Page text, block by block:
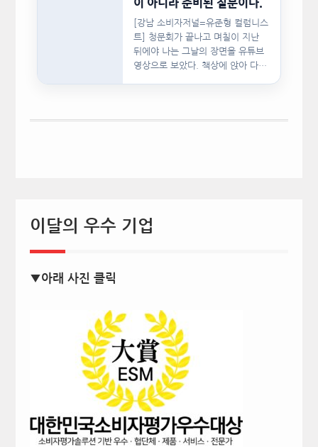
이 아니라 준비된 질문이다.
[강남 소비자저널=유준형 컬럼니스
트] 청문회가 끝나고 며칠이 지난
뒤에야 나는 그날의 장면을 유튜브
영상으로 보았다. 책상에 앉아 다른
이달의 우수 기업
▼아래 사진 클릭